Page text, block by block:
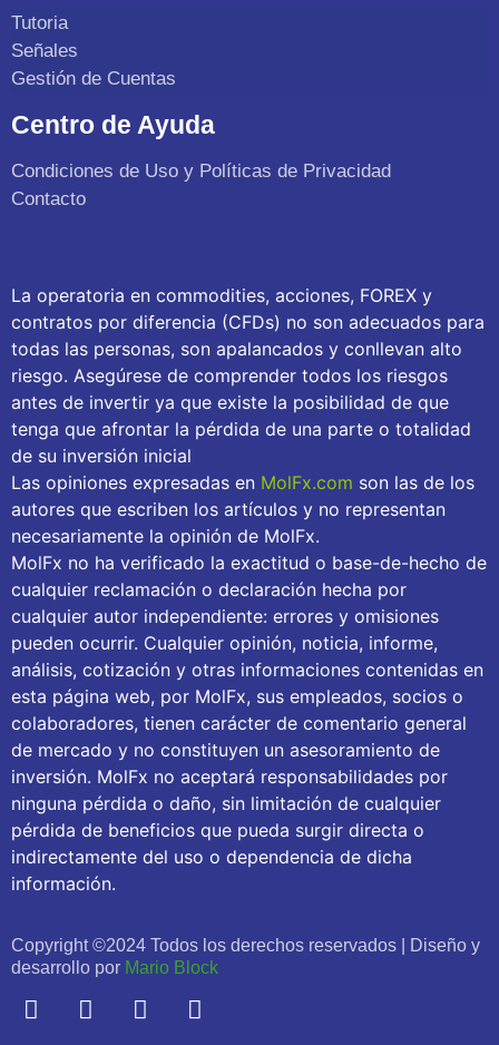
Tutoria
Señales
Gestión de Cuentas
Centro de Ayuda
Condiciones de Uso y Políticas de Privacidad
Contacto
La operatoria en commodities, acciones, FOREX y
contratos por diferencia (CFDs) no son adecuados para
todas las personas, son apalancados y conllevan alto
riesgo. Asegúrese de comprender todos los riesgos
antes de invertir ya que existe la posibilidad de que
tenga que afrontar la pérdida de una parte o totalidad
de su inversión inicial
Las opiniones expresadas en MolFx.com son las de los
autores que escriben los artículos y no representan
necesariamente la opinión de MolFx.
MolFx no ha verificado la exactitud o base-de-hecho de
cualquier reclamación o declaración hecha por
cualquier autor independiente: errores y omisiones
pueden ocurrir. Cualquier opinión, noticia, informe,
análisis, cotización y otras informaciones contenidas en
esta página web, por MolFx, sus empleados, socios o
colaboradores, tienen carácter de comentario general
de mercado y no constituyen un asesoramiento de
inversión. MolFx no aceptará responsabilidades por
ninguna pérdida o daño, sin limitación de cualquier
pérdida de beneficios que pueda surgir directa o
indirectamente del uso o dependencia de dicha
información.
Copyright ©2024 Todos los derechos reservados | Diseño y
desarrollo por Mario Block